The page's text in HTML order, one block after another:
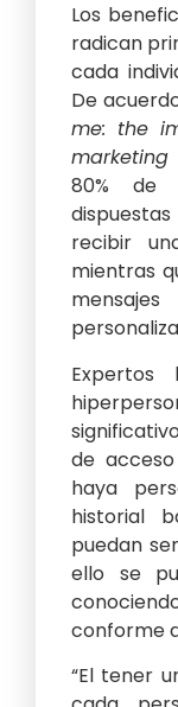
Los
radican
cada
De
me: the
80% de
recibir
mientras
de
haya
historial
puedan
ello se
conforme
“El tener